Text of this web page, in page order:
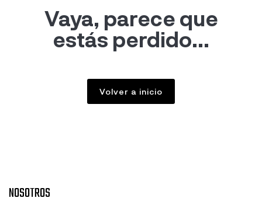
Vaya, parece que
estás perdido...
Volver a inicio
NOSOTROS